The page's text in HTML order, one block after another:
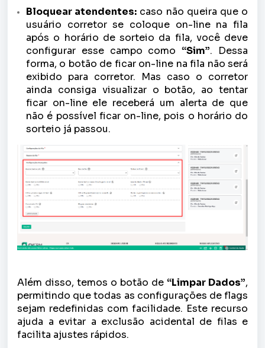
Bloquear atendentes: caso não queira que o
usuário corretor se coloque on-line na fila
após o horário de sorteio da fila, você deve
configurar esse campo como“Sim”. Dessa
forma, o botão de ficar on-line na fila não será
exibido para corretor. Mas caso o corretor
ainda consiga visualizar o botão, ao tentar
ficar on-line ele receberá um alerta de que
não é possível ficar on-line, pois o horário do
sorteio já passou.
Além disso, temos o botão de “Limpar Dados”,
permitindo que todas as configurações de flags
sejam redefinidas com facilidade. Este recurso
ajuda a evitar a exclusão acidental de filas e
facilita ajustes rápidos.